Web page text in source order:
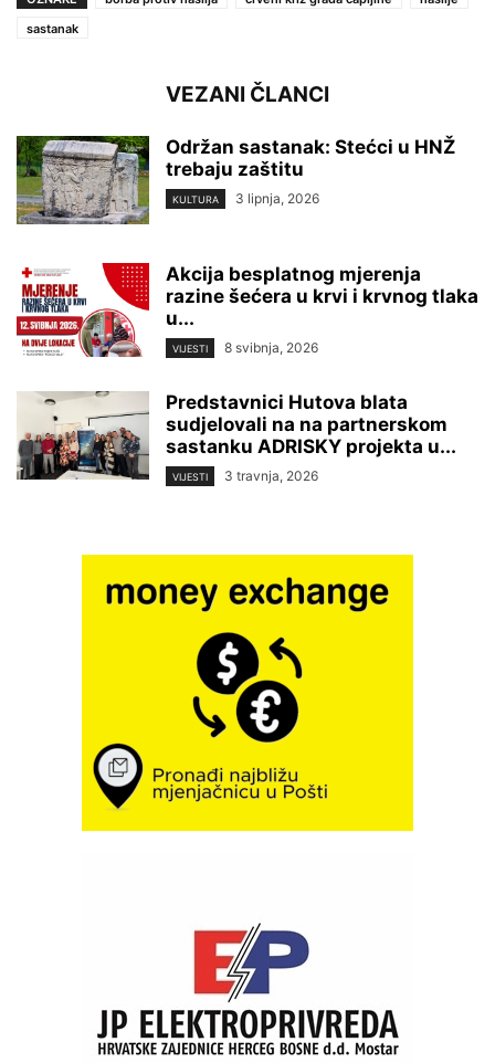
sastanak
VEZANI ČLANCI
Održan sastanak: Stećci u HNŽ
trebaju zaštitu
KULTURA 3 lipnja, 2026
Akcija besplatnog mjerenja
razine šećera u krvi i krvnog tlaka
u...
VIJESTI 8 svibnja, 2026
Predstavnici Hutova blata
sudjelovali na na partnerskom
sastanku ADRISKY projekta u...
VIJESTI 3 travnja, 2026